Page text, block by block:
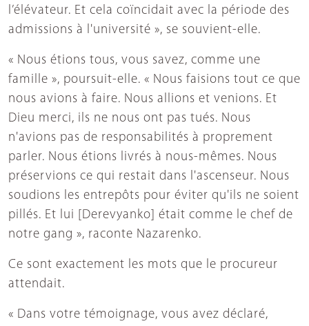
l’élévateur. Et cela coïncidait avec la période des
admissions à l'université », se souvient-elle.
« Nous étions tous, vous savez, comme une
famille », poursuit-elle. « Nous faisions tout ce que
nous avions à faire. Nous allions et venions. Et
Dieu merci, ils ne nous ont pas tués. Nous
n'avions pas de responsabilités à proprement
parler. Nous étions livrés à nous-mêmes. Nous
préservions ce qui restait dans l'ascenseur. Nous
soudions les entrepôts pour éviter qu'ils ne soient
pillés. Et lui [Derevyanko] était comme le chef de
notre gang », raconte Nazarenko.
Ce sont exactement les mots que le procureur
attendait.
« Dans votre témoignage, vous avez déclaré,